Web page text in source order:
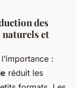
des
et
:
réduit les